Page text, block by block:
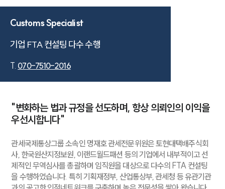
Customs Specialist
기업 FTA 컨설팅 다수 수행
T. 070-7510-2016
"변화하는 법과 규정을 선도하며, 항상 의뢰인의 이익을
우선시합니다"
관세국제통상그룹 소속인 명재호 관세전문위원은 토현대택배주식회
사, 한국원산지정보원, 이랜드월드패션 등의 기업에서 내부적이고 선
제적인 무역심사를 총괄하며 임직원을 대상으로 다수의 FTA 컨설팅
을 수행하였습니다. 특히 기획재정부, 산업통상부, 관세청 등 유관기관